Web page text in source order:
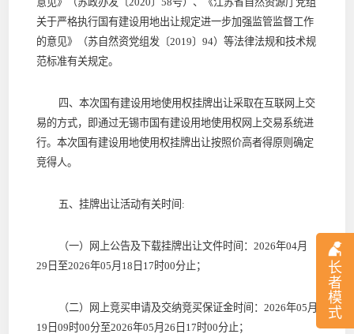
长
者
模
式
关于严格执行国有建设用地出让规定进一步加强监管监督工作
的意见》（苏自然资党组发〔2019〕94）等法律法规和技术规
范标准有关规定。
四、本次国有建设用地使用权挂牌出让采取在互联网上交
易的方式，即通过无锡市国有建设用地使用权网上交易系统进
行。本次国有建设用地使用权挂牌出让按照价高者得原则确定
竞得人。
五、挂牌出让活动有关时间 :
（一）网上公告及下载挂牌出让文件时间： 2026年04月
29 日至2026年05 月 18 日 17 时00分止；
（二）网上竞买申请及交纳竞买保证金时间： 2026年05 月
19 日 09 时00分至2026年05 月 26 日 17 时00分止；